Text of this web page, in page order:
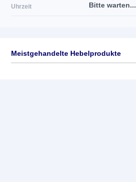
Bitte warten...
Uhrzeit
Meistgehandelte Hebelprodukte